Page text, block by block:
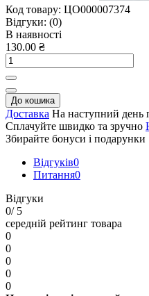
Код товару: ЦО000007374
Відгуки: (0)
В наявності
130.00 ₴
До кошика
Доставка На наступний день
Сплачуйте швидко та зручно
Збирайте бонуси і подарунки
Відгуків0
Питання0
Відгуки
0/ 5
середній рейтинг товара
0
0
0
0
0